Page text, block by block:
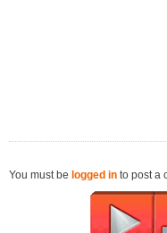
You must be logged in to post a